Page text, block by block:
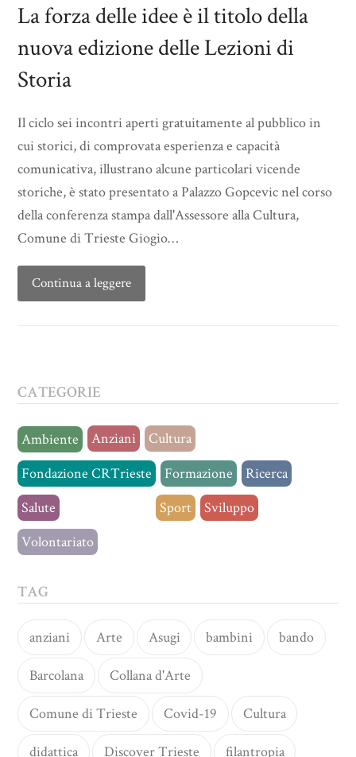
La forza delle idee è il titolo della
nuova edizione delle Lezioni di
Storia
Il ciclo sei incontri aperti gratuitamente al pubblico in
cui storici, di comprovata esperienza e capacità
comunicativa, illustrano alcune particolari vicende
storiche, è stato presentato a Palazzo Gopcevic nel corso
della conferenza stampa dall'Assessore alla Cultura,
Comune di Trieste Giogio…
Continua a leggere
CATEGORIE
Ambiente Anziani
Cultura
Fondazione CRTrieste
Formazione
Ricerca
Salute
Sport
Sviluppo
Volontariato
TAG
anziani Arte Asugi bambini bando
Barcolana Collana d'Arte
Comune di Trieste Covid-19 Cultura
didattica Discover Trieste filantropia